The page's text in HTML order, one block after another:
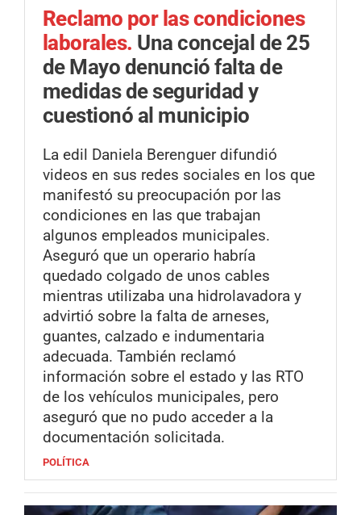
Reclamo por las condiciones
laborales. Una concejal de 25
de Mayo denunció falta de
medidas de seguridad y
cuestionó al municipio
La edil Daniela Berenguer difundió
videos en sus redes sociales en los que
manifestó su preocupación por las
condiciones en las que trabajan
algunos empleados municipales.
Aseguró que un operario habría
quedado colgado de unos cables
mientras utilizaba una hidrolavadora y
advirtió sobre la falta de arneses,
guantes, calzado e indumentaria
adecuada. También reclamó
información sobre el estado y las RTO
de los vehículos municipales, pero
aseguró que no pudo acceder a la
documentación solicitada.
POLÍTICA